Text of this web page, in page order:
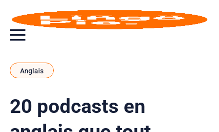
Bouton bascule de menu
Anglais
20 podcasts en